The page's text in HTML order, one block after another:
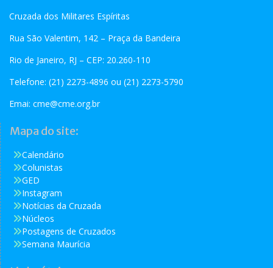
Cruzada dos Militares Espíritas
Rua São Valentim, 142 – Praça da Bandeira
Rio de Janeiro, RJ – CEP: 20.260-110
Telefone: (21) 2273-4896 ou (21) 2273-5790
Emai: cme@cme.org.br
Mapa do site:
Calendário
Colunistas
GED
Instagram
Notícias da Cruzada
Núcleos
Postagens de Cruzados
Semana Maurícia